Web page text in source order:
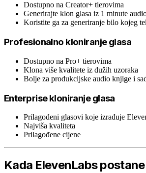
Dostupno na Creator+ tierovima
Generirajte klon glasa iz 1 minute
Koristite ga za generiranje bilo kojeg
Profesionalno kloniranje glasa
Dostupno na Pro+ tierovima
Klona više kvalitete iz dužih uzoraka
Bolje za produkcijske audio knjige i
Enterprise kloniranje glasa
Prilagođeni glasovi koje izrađuje
Najviša kvaliteta
Prilagođene cijene
Kada ElevenLabs